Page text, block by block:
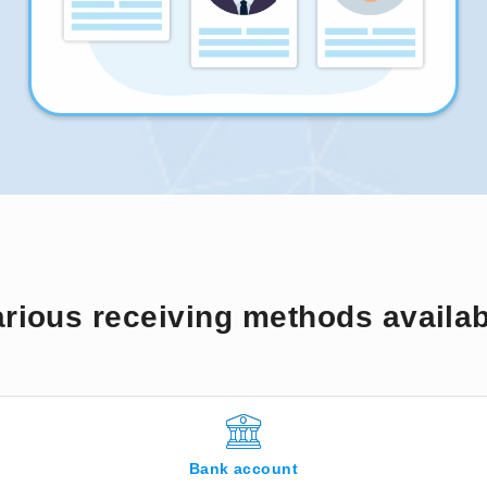
receiving methods
Bank account